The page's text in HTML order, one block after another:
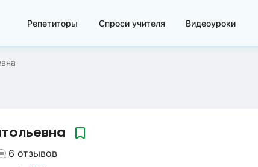
Репетиторы Спроси учителя Видеоуроки
6 отзывов